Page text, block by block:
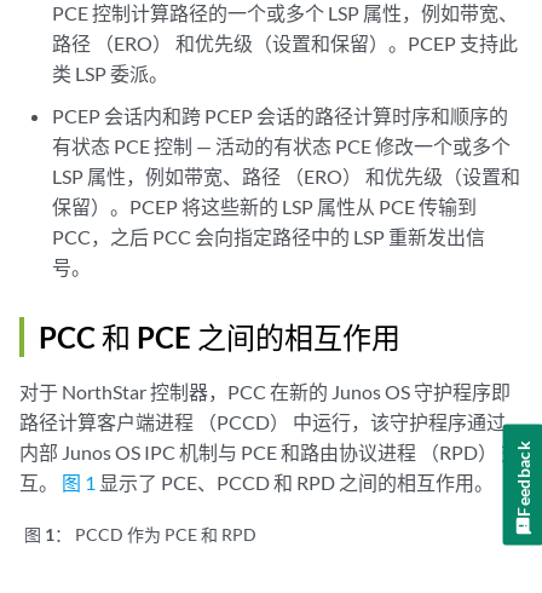
PCE 控制计算路径的一个或多个 LSP 属性，例如带宽、
路径 （ERO） 和优先级（设置和保留）。PCEP 支持此
类 LSP 委派。
PCEP 会话内和跨 PCEP 会话的路径计算时序和顺序的
有状态 PCE 控制 — 活动的有状态 PCE 修改一个或多个
LSP 属性，例如带宽、路径 （ERO） 和优先级（设置和
保留）。PCEP 将这些新的 LSP 属性从 PCE 传输到
PCC，之后 PCC 会向指定路径中的 LSP 重新发出信
号。
PCC 和 PCE 之间的相互作用
对于 NorthStar 控制器，PCC 在新的 Junos OS 守护程序即
路径计算客户端进程 （PCCD） 中运行，该守护程序通过
内部 Junos OS IPC 机制与 PCE 和路由协议进程 （RPD） 交
互。 图 1 显示了 PCE、PCCD 和 RPD 之间的相互作用。
图 1： PCCD 作为 PCE 和 RPD
Feedback